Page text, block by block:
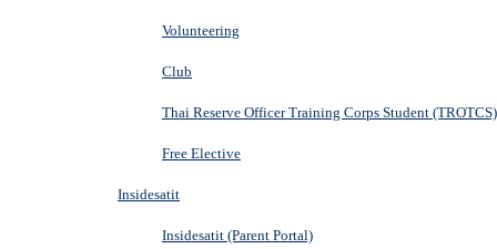
Volunteering
Club
Thai Reserve Officer Training Corps Student (TROTCS)
Free Elective
Insidesatit
Insidesatit (Parent Portal)